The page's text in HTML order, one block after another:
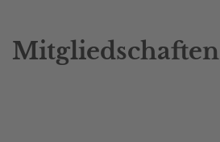
Mitgliedschaften